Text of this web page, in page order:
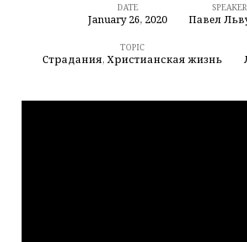
Божественное
откровение
Симеона-4
DATE
January 26, 2020
SPEAKER
Павел
TOPIC
Страдания, Христианская жизнь